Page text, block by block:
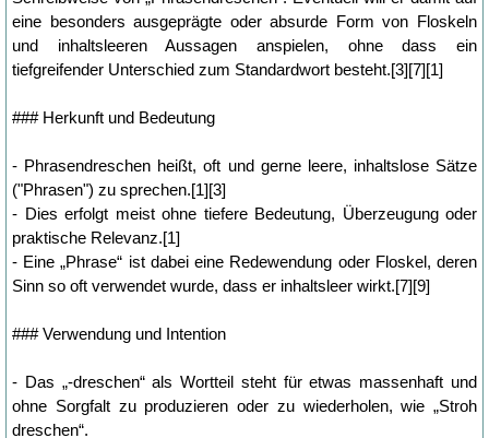
eine besonders ausgeprägte oder absurde Form von Floskeln
und inhaltsleeren Aussagen anspielen, ohne dass ein
tiefgreifender Unterschied zum Standardwort besteht.[3][7][1]
### Herkunft und Bedeutung
- Phrasendreschen heißt, oft und gerne leere, inhaltslose Sätze
("Phrasen") zu sprechen.[1][3]
- Dies erfolgt meist ohne tiefere Bedeutung, Überzeugung oder
praktische Relevanz.[1]
- Eine „Phrase“ ist dabei eine Redewendung oder Floskel, deren
Sinn so oft verwendet wurde, dass er inhaltsleer wirkt.[7][9]
### Verwendung und Intention
- Das „-dreschen“ als Wortteil steht für etwas massenhaft und
ohne Sorgfalt zu produzieren oder zu wiederholen, wie „Stroh
dreschen“.